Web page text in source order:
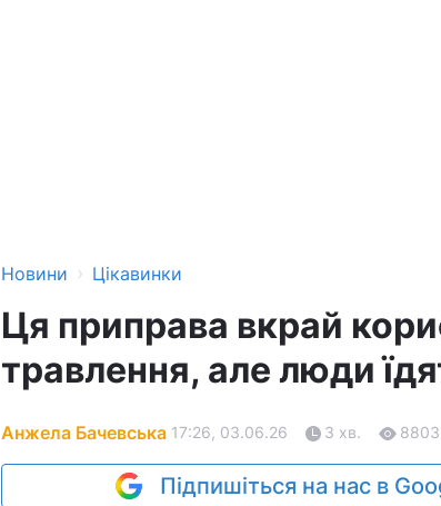
Новини › Цікавинки
Ця приправа вкрай
травлення, але люди
Анжела Бачевська 17:26, 03.06.26 3 хв. 8803
Підпишіться на нас в